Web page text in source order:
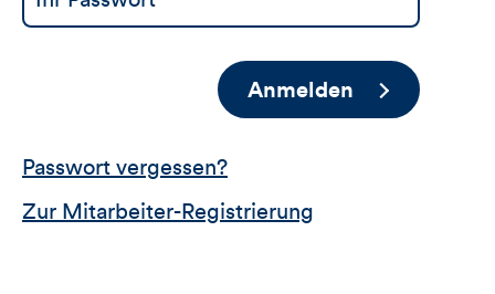
Anmelden
Passwort vergessen?
Zur Mitarbeiter-Registrierung